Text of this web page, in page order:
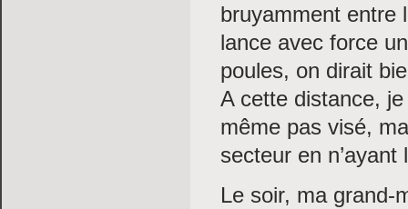
bruyamment entre
lance avec force
poules, on dirait
A cette distance, je
même pas visé,
secteur en n’ayant
Le soir, ma grand-